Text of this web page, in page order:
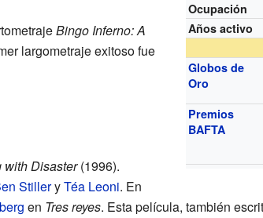
Ocupación
Años activo
Globos de
Oro
Premios
BAFTA
Bingo Inferno: A
largometraje exitoso fue
with Disaster(1996).
StilleryTéa Leoni. En
en Tres reyes. Esta película, también